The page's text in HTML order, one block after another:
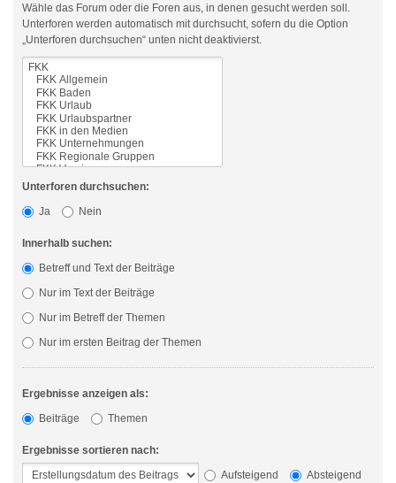
Wähle das Forum oder die Foren aus, in denen gesucht werden soll.
Unterforen werden automatisch mit durchsucht, sofern du die Option
„Unterforen durchsuchen“ unten nicht deaktivierst.
Unterforen durchsuchen:
Ja
Nein
Innerhalb suchen:
Betreff und Text der Beiträge
Nur im Text der Beiträge
Nur im Betreff der Themen
Nur im ersten Beitrag der Themen
Ergebnisse anzeigen als:
Beiträge
Themen
Ergebnisse sortieren nach:
Aufsteigend
Absteigend